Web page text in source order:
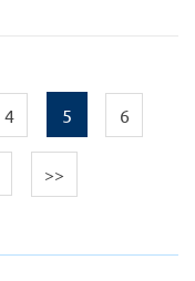
4 5 6
>>